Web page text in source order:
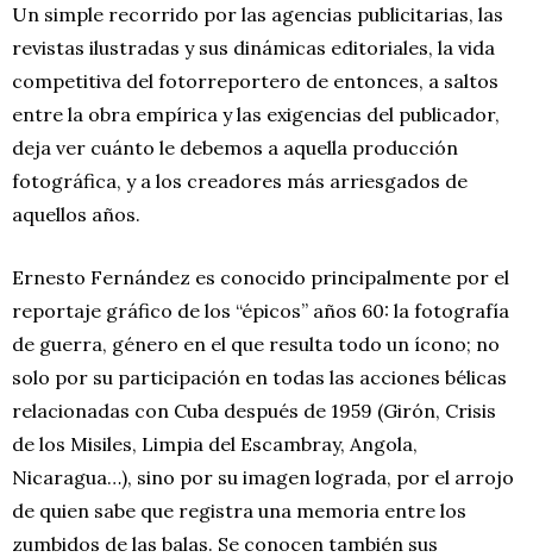
Un simple recorrido por las agencias publicitarias, las
revistas ilustradas y sus dinámicas editoriales, la vida
competitiva del fotorreportero de entonces, a saltos
entre la obra empírica y las exigencias del publicador,
deja ver cuánto le debemos a aquella producción
fotográfica, y a los creadores más arriesgados de
aquellos años.
Ernesto Fernández es conocido principalmente por el
reportaje gráfico de los “épicos” años 60: la fotografía
de guerra, género en el que resulta todo un ícono; no
solo por su participación en todas las acciones bélicas
relacionadas con Cuba después de 1959 (Girón, Crisis
de los Misiles, Limpia del Escambray, Angola,
Nicaragua…), sino por su imagen lograda, por el arrojo
de quien sabe que registra una memoria entre los
zumbidos de las balas. Se conocen también sus